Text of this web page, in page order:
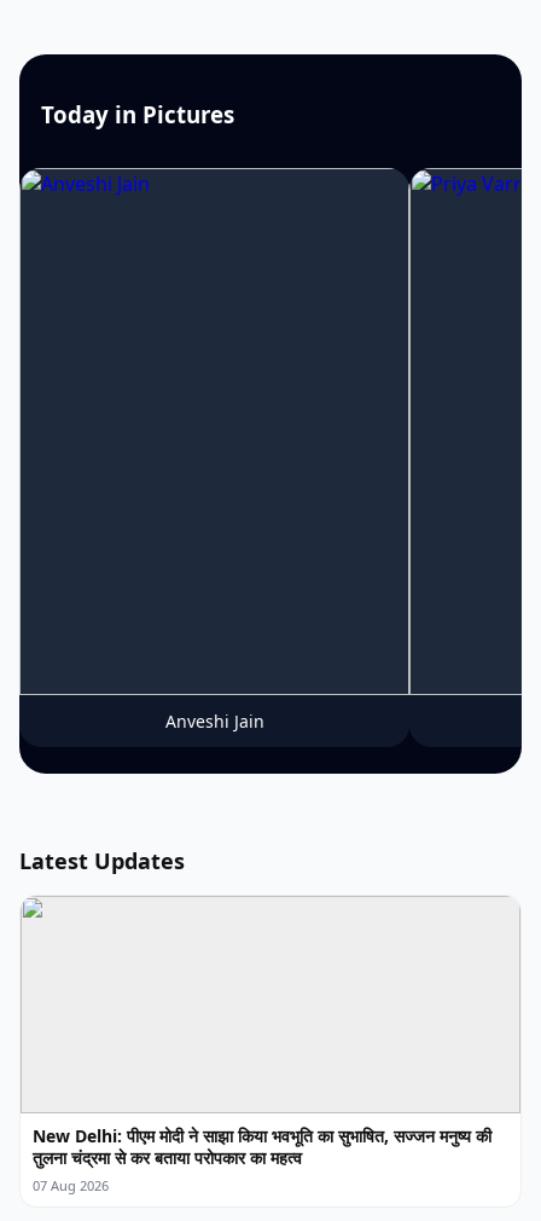
Today in Pictures
Anveshi Jain
Latest Updates
New Delhi: पीएम मोदी ने साझा किया भवभूति का सुभाषित, सज्जन मनुष्य की
तुलना चंद्रमा से कर बताया परोपकार का महत्व
07 Aug 2026